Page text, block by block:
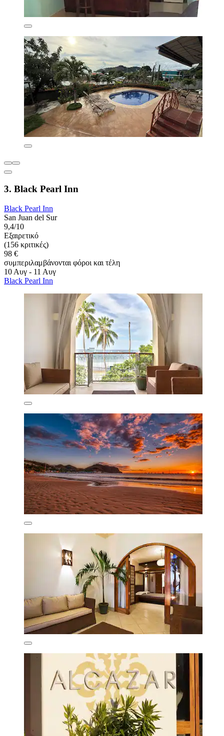
3. Black Pearl Inn
Black Pearl Inn
San Juan del Sur
9,4/10
Εξαιρετικό
(156 κριτικές)
98 €
συμπεριλαμβάνονται φόροι και τέλη
10 Αυγ - 11 Αυγ
Black Pearl Inn